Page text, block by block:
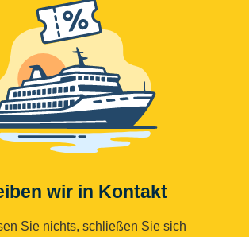
wir in Kontakt
Sie nichts, schließen Sie sich